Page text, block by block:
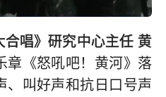
唱》研究中心主任 黄
章《怒吼吧！黄河》落
、叫好声和抗日口号声